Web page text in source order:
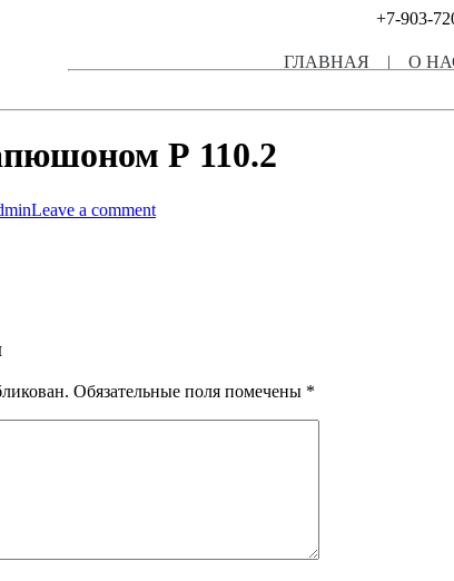
+7-903-
ГЛАВНАЯ | О
Р 110.2
Leave a comment
Обязательные поля помечены *